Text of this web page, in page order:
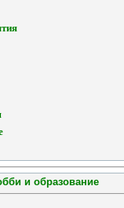
и образование